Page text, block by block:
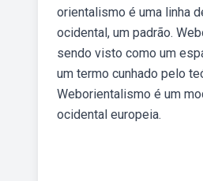
orientalismo é uma linha
ocidental, um padrão.
sendo visto como um
um termo cunhado pelo
Weborientalismo é um
ocidental europeia.